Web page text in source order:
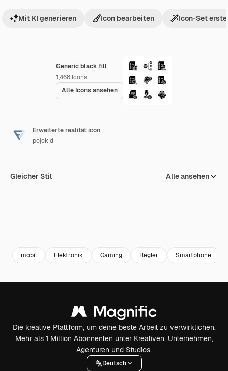
Generic black fill
1,468 Icons
Alle Icons ansehen
Mit KI generieren Icon bearbeiten Icon-Set
Erweiterte realität icon
pojok d
Gleicher Stil Alle ansehen
mobil Elektronik Gaming Regler Smartphone
Die kreative Plattform, um deine beste Arbeit zu verwirklichen.
Mehr als 1 Million Abonnenten unter Kreativen, Unternehmen,
Agenturen und Studios.
Deutsch